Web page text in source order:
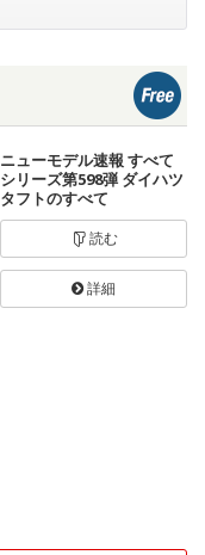
ニューモデル速報 すべて
シリーズ第598弾 ダイハツ
タフトのすべて
読む
詳細